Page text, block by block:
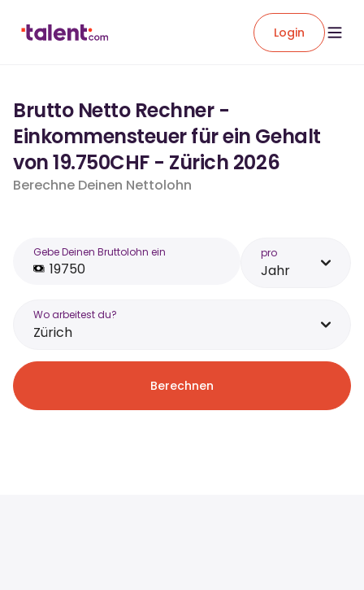
Login
Brutto Netto Rechner -
Einkommensteuer für ein Gehalt
von 19.750CHF - Zürich 2026
Berechne Deinen Nettolohn
Gebe Deinen Bruttolohn ein pro
Jahr
Wo arbeitest du?
Zürich
Berechnen